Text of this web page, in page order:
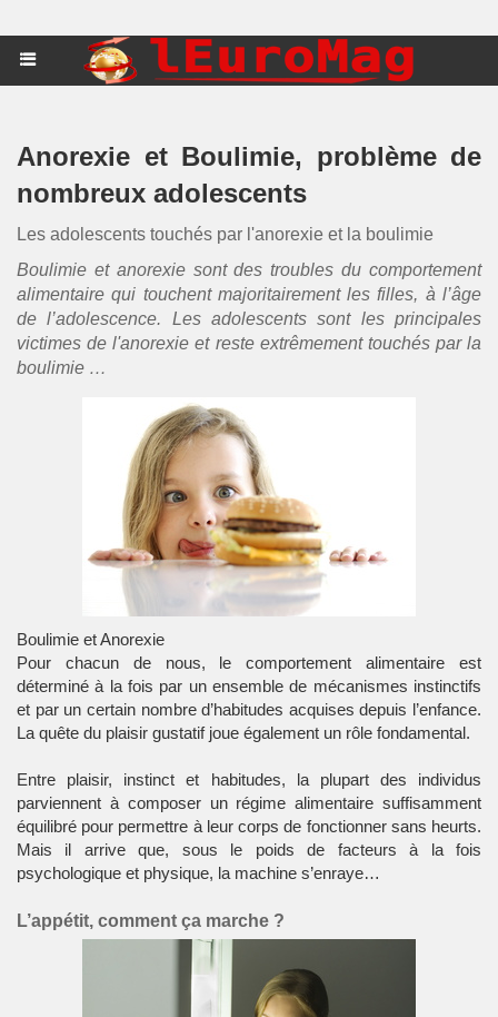
Anorexie et Boulimie, problème de
nombreux adolescents
Les adolescents touchés par l'anorexie et la boulimie
Boulimie et anorexiesont des troubles du comportement
alimentaire qui touchent majoritairement les filles, à l’âge
de l’adolescence. Les adolescents sont les principales
victimes de l'anorexie et reste extrêmement touchés par la
boulimie …
Boulimie et Anorexie
Pour chacun de nous, lecomportement alimentaire est
déterminé à la fois par un ensemble de mécanismes instinctifs
et par un certain nombre d’habitudes acquises depuis l’enfance.
La quête du plaisir gustatif joue également un rôle fondamental.
Entre plaisir, instinct et habitudes, la plupart des individus
parviennent à composer un régime alimentairesuffisamment
équilibré pour permettre à leur corps de fonctionner sans heurts.
Mais il arrive que, sous le poids de facteurs à la fois
psychologique et physique, la machine s’enraye…
L’appétit, comment ça marche ?